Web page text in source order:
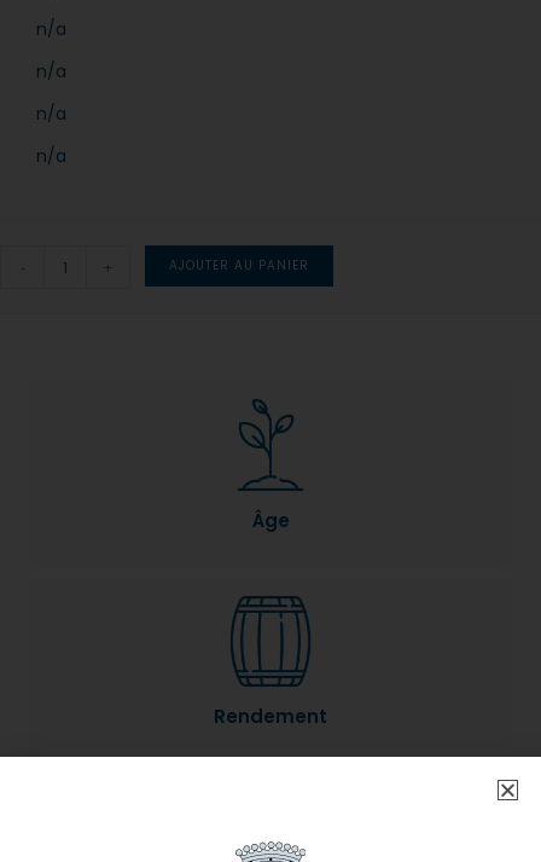
n/a
n/a
n/a
n/a
+ AJOUTER AU PANIER
Âge
Rendement